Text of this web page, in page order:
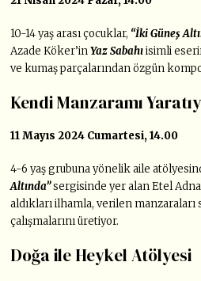
10-14 yaş arası çocuklar, “İki Güneş
Azade Köker’inYaz Sabahı isimli
ve kumaş parçalarından özgün
Kendi Manzaramı
11 Mayıs 2024 Cumartesi, 14.00
4-6 yaş grubuna yönelik aile
Altında”sergisinde yer alan Etel
aldıkları ilhamla, verilen
çalışmalarını üretiyor.
Doğa ile Heykel Atölyesi